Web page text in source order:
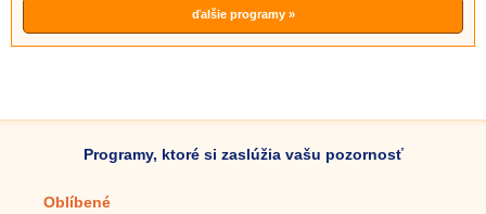
ďalšie programy »
Programy, ktoré si zaslúžia vašu pozornosť
Oblíbené